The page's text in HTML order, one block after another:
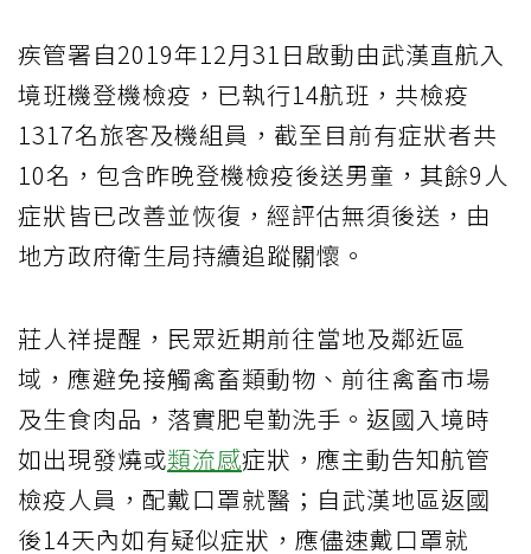
疾管署自2019年12月31日啟動由武漢直航入
境班機登機檢疫，已執行14航班，共檢疫
1317名旅客及機組員，截至目前有症狀者共
10名，包含昨晚登機檢疫後送男童，其餘9人
症狀皆已改善並恢復，經評估無須後送，由
地方政府衛生局持續追蹤關懷。
莊人祥提醒，民眾近期前往當地及鄰近區
域，應避免接觸禽畜類動物、前往禽畜市場
及生食肉品，落實肥皂勤洗手。返國入境時
如出現發燒或類流感症狀，應主動告知航管
檢疫人員，配戴口罩就醫；自武漢地區返國
後14天內如有疑似症狀，應儘速戴口罩就